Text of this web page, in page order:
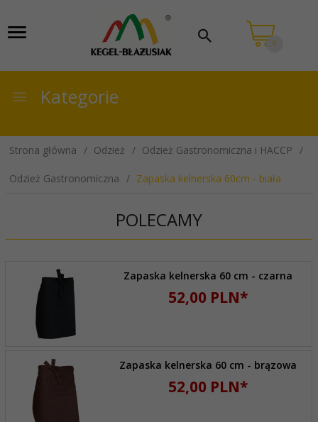
0
Kategorie
Strona główna Odzież Odzież Gastronomiczna i HACCP
Odzież Gastronomiczna Zapaska kelnerska 60cm - biała
POLECAMY
Zapaska kelnerska 60 cm - czarna
52,00 PLN*
Zapaska kelnerska 60 cm - brązowa
52,00 PLN*